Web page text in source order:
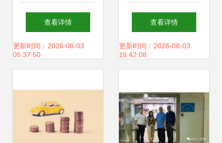
以投资兴办实业赋
能区域经济高质量
查看详情
更新时间：2026-08-03
05:37:50
创业投资成本全解
析
查看详情
更新时间：2026-08-03
16:42:08